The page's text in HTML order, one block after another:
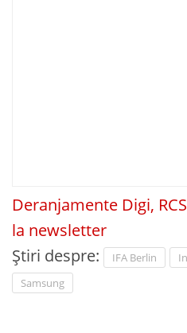
Deranjamente Digi,
la newsletter
Știri despre:
IFA Berlin
Samsung